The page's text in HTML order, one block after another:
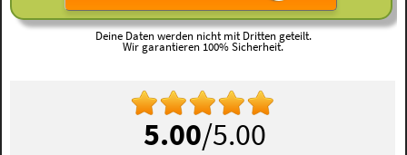
Deine Daten werden nicht mit Dritten geteilt.
Wir garantieren 100% Sicherheit.
5.00/5.00